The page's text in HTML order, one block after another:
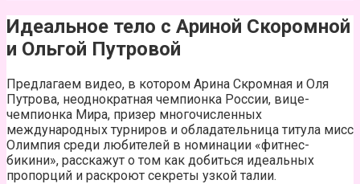
Идеальное тело с Ариной Скоромной
и Ольгой Путровой
Предлагаем видео, в котором Арина Скромная и Оля
Путрова, неоднократная чемпионка России, вице-
чемпионка Мира, призер многочисленных
международных турниров и обладательница титула мисс
Олимпия среди любителей в номинации «фитнес-
бикини», расскажут о том как добиться идеальных
пропорций и раскроют секреты узкой талии.